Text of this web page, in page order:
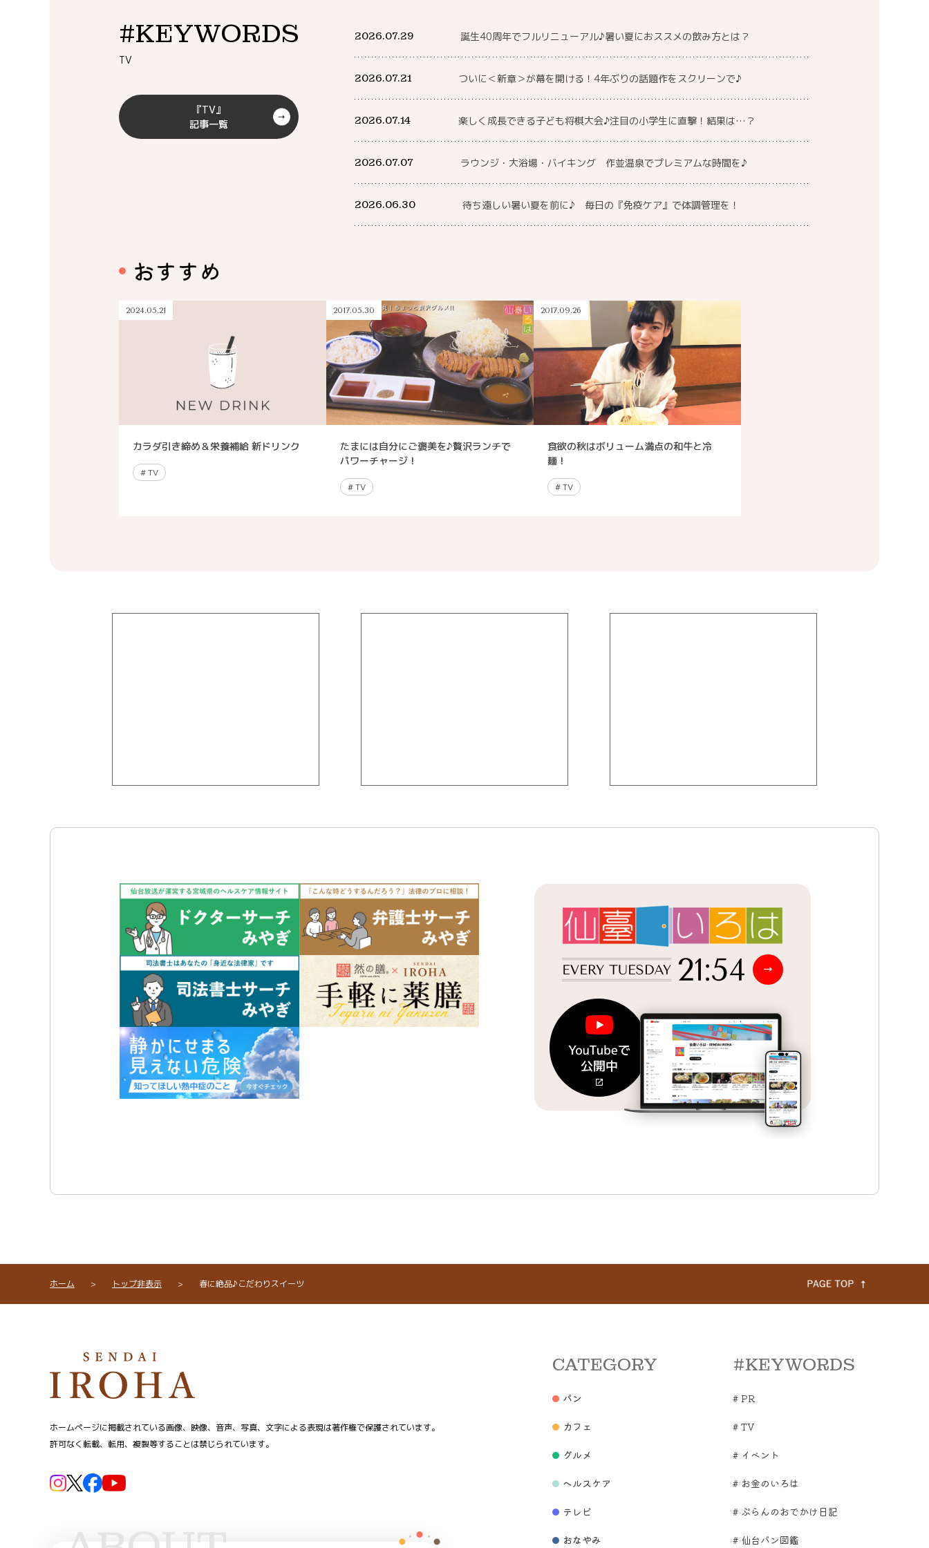
#KEYWORDS
TV
『TV』
記事一覧
2026.07.29 誕生40周年でフルリニューアル♪暑い夏におススメの飲み方とは？
2026.07.21 ついに＜新章＞が幕を開ける！4年ぶりの話題作をスクリーンで♪
2026.07.14 楽しく成長できる子ども将棋大会♪注目の小学生に直撃！結果は…？
2026.07.07 ラウンジ・大浴場・バイキング 作並温泉でプレミアムな時間を♪
2026.06.30 待ち遠しい暑い夏を前に♪ 毎日の『免疫ケア』で体調管理を！
おすすめ
2024.05.21
カラダ引き締め＆栄養補給 新ドリンク
#TV
2017.05.30
たまには自分にご褒美を♪贅沢ランチで
パワーチャージ！
#TV
2017.09.26
食欲の秋はボリューム満点の和牛と冷
麺！
#TV
ホーム > トップ非表示 > 春に絶品♪こだわりスイーツ
ホームページに掲載されている画像、映像、音声、写真、文字による表現は著作権で保護されています。
許可なく転載、転用、複製等することは禁じられています。
CATEGORY
パン
カフェ
グルメ
ヘルスケア
テレビ
おなやみ
#KEYWORDS
# PR
# TV
# イベント
# お金のいろは
# ぷらんのおでかけ日記
# 仙台パン図鑑